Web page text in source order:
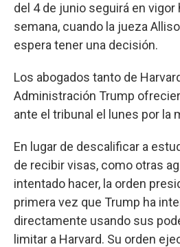
del 4 de junio seguirá en vigor
semana, cuando la jueza
espera tener una decisión.
Los abogados tanto de
Administración Trump
ante el tribunal el lunes por la
En lugar de descalificar a
de recibir visas, como otras
intentado hacer, la orden
primera vez que Trump ha
directamente usando sus
limitar a Harvard. Su orden